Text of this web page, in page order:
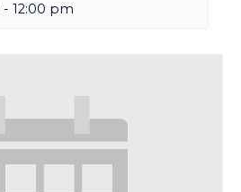
- 12:00 pm